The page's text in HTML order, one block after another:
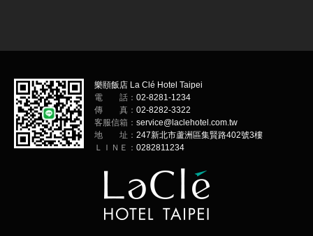
樂頤飯店 La Clé Hotel Taipei
電 話： 02-8281-1234
傳 真： 02-8282-3322
客服信箱： service@laclehotel.com.tw
地 址： 247新北市蘆洲區集賢路402號3樓
ＬＩＮＥ： 0282811234